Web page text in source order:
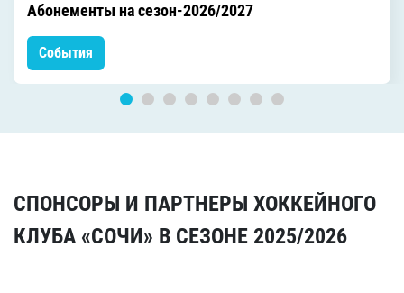
Абонементы на сезон-2026/2027
События
СПОНСОРЫ И ПАРТНЕРЫ ХОККЕЙНОГО
КЛУБА «СОЧИ» В СЕЗОНЕ 2025/2026